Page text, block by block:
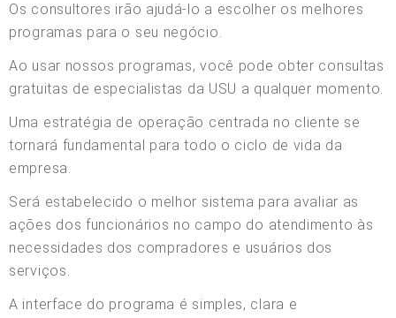
Os consultores irão ajudá-lo a escolher os melhores
programas para o seu negócio.
Ao usar nossos programas, você pode obter consultas
gratuitas de especialistas da USU a qualquer momento.
Uma estratégia de operação centrada no cliente se
tornará fundamental para todo o ciclo de vida da
empresa.
Será estabelecido o melhor sistema para avaliar as
ações dos funcionários no campo do atendimento às
necessidades dos compradores e usuários dos
serviços.
A interface do programa é simples, clara e